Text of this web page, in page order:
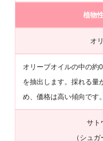
植物
オ
オリーブオイルの中の約
を抽出します。採れる量
め、価格は高い傾向です。
サト
（シュ